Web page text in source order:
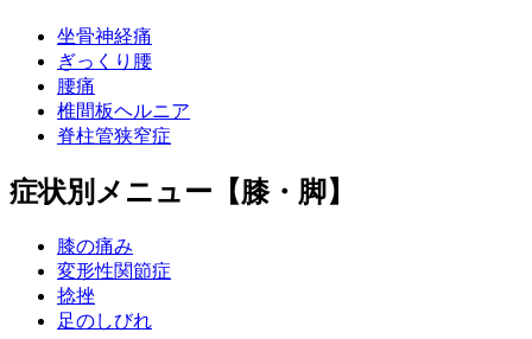
坐骨神経痛
ぎっくり腰
腰痛
椎間板ヘルニア
脊柱管狭窄症
症状別メニュー【膝・脚】
膝の痛み
変形性関節症
捻挫
足のしびれ